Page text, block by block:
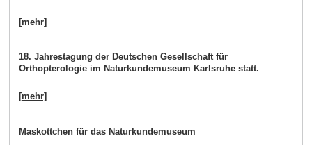
[mehr]
18. Jahrestagung der Deutschen Gesellschaft für
Orthopterologie im Naturkundemuseum Karlsruhe statt.
[mehr]
Maskottchen für das Naturkundemuseum